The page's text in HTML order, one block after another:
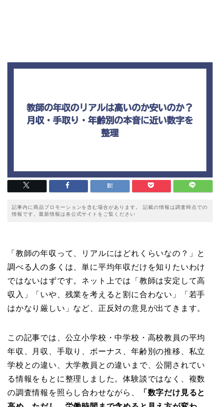
記事内に商品プロモーションを含む場合があります。 記載の情報は調査時点での
情報です。最新情報は各公式サイトをご覧ください
「教師の年収って、リアルにはどれくらいなの？」と
調べる人の多くは、単に平均年収だけを知りたいわけ
ではないはずです。ネット上では「教師は安定して高
収入」「いや、残業を考えると割に合わない」「若手
はかなり厳しい」など、正反対の意見が出てきます。
この記事では、公立小学校・中学校・高校教員の平均
年収、月収、手取り、ボーナス、年齢別の推移、私立
学校との違い、大学教員との違いまで、公開されてい
る情報をもとに整理しました。体験談ではなく、複数
の調査情報を照らし合わせながら、
「数字だけ見ると